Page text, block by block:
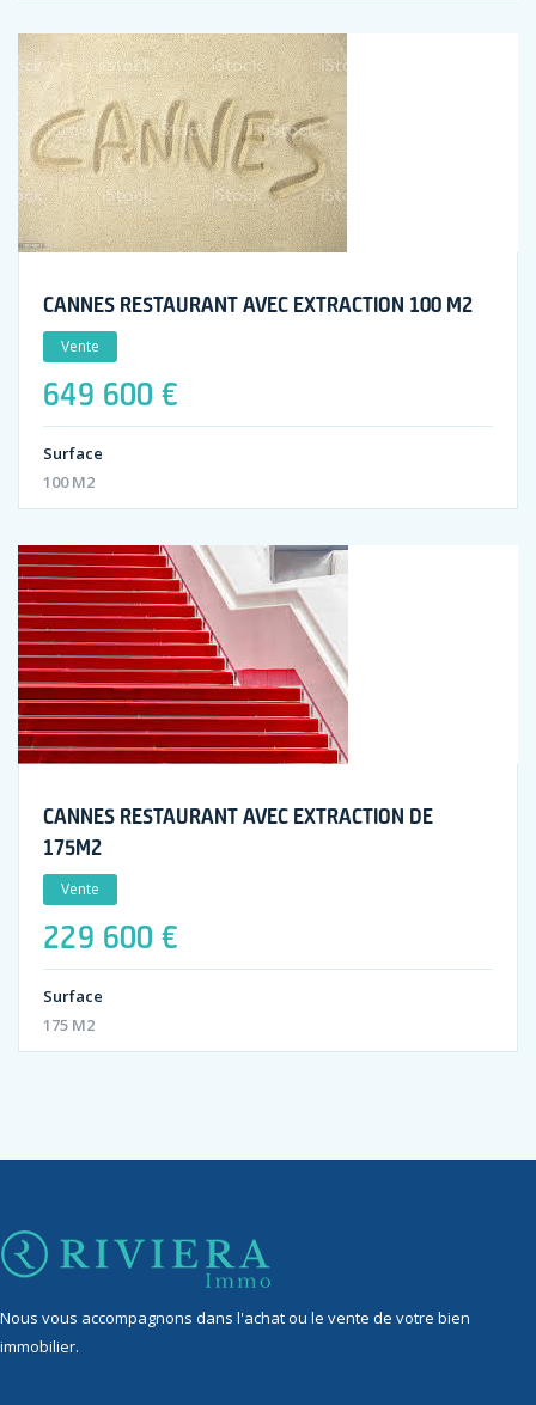
CANNES RESTAURANT AVEC EXTRACTION 100 M2
Vente
649 600 €
Surface
100 M2
CANNES RESTAURANT AVEC EXTRACTION DE
175M2
Vente
229 600 €
Surface
175 M2
Nous vous accompagnons dans l'achat ou le vente de votre bien
immobilier.